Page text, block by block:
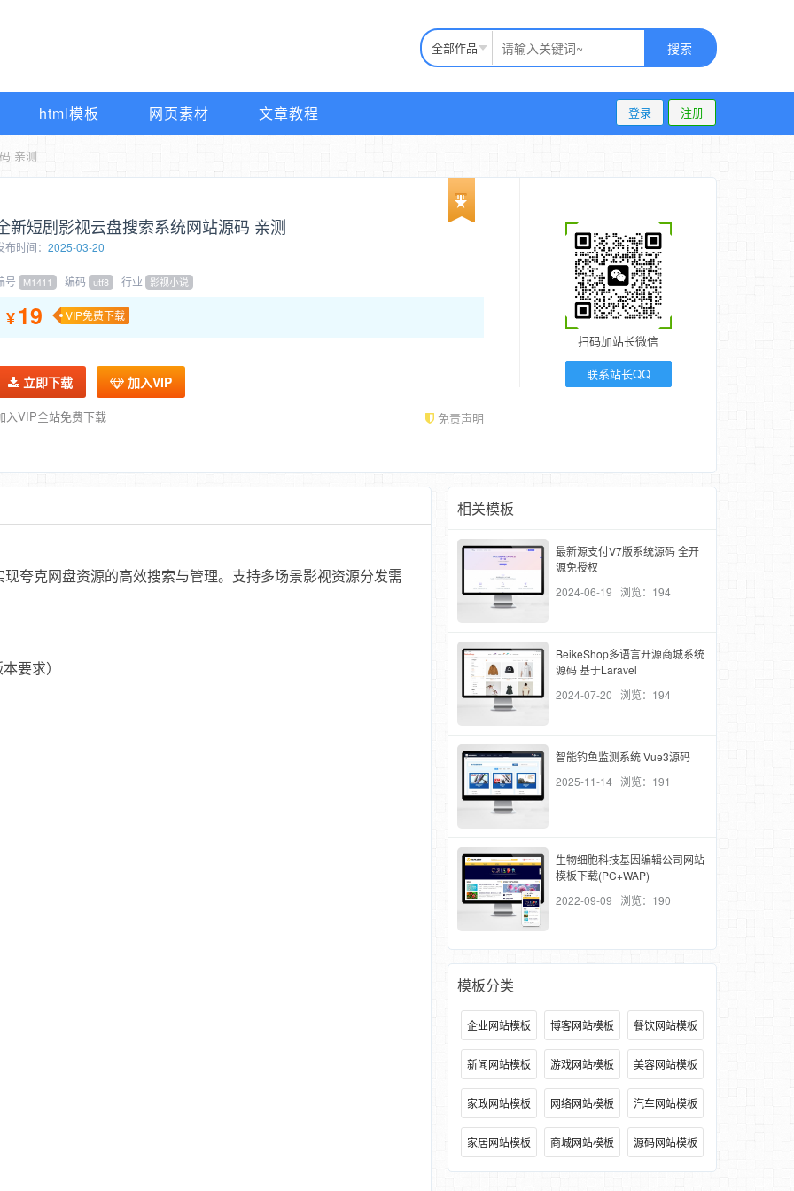
全部作品 搜索
html模板 网页素材 文章教程 登录 注册
亲测
新短剧影视云盘搜索系统网站源码 亲测
布时间： 2025-03-20
号 M1411 编码 utf8 行业 影视小说
¥19 VIP免费下载
立即下载 加入VIP
入VIP全站免费下载 免责声明
扫码加站长微信
联系站长QQ
夸克网盘资源的高效搜索与管理。支持多场景影视资源分发需
要求）
相关模板
最新源支付V7版系统源码 全开
源免授权
2024-06-19 浏览：194
BeikeShop多语言开源商城系统
源码 基于Laravel
2024-07-20 浏览：194
智能钓鱼监测系统 Vue3源码
2025-11-14 浏览：191
生物细胞科技基因编辑公司网站
模板下载(PC+WAP)
2022-09-09 浏览：190
模板分类
企业网站模板 博客网站模板 餐饮网站模板
新闻网站模板 游戏网站模板 美容网站模板
家政网站模板 网络网站模板 汽车网站模板
家居网站模板 商城网站模板 源码网站模板